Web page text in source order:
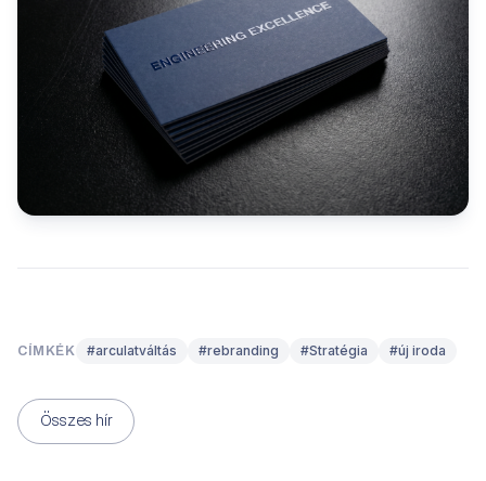
CÍMKÉK #arculatváltás #rebranding #Stratégia #új iroda
Összes hír